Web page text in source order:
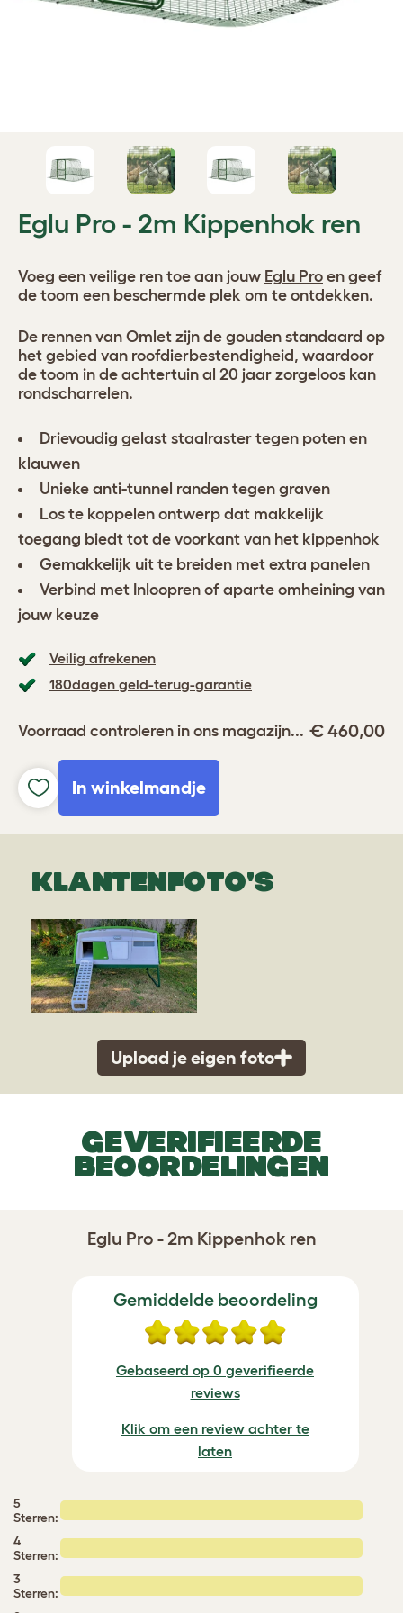
Eglu Pro - 2m Kippenhok ren
Veilig afrekenen
180dagen geld-terug-garantie
Voorraad controleren in ons magazijn... € 460,00
In winkelmandje
Voeg een veilige ren toe aan jouw Eglu Pro en geef
de toom een beschermde plek om te ontdekken.
De rennen van Omlet zijn de gouden standaard op
het gebied van roofdierbestendigheid, waardoor
de toom in de achtertuin al 20 jaar zorgeloos kan
rondscharrelen.
Drievoudig gelast staalraster tegen poten en
klauwen
Unieke anti-tunnel randen tegen graven
Los te koppelen ontwerp dat makkelijk
toegang biedt tot de voorkant van het kippenhok
Gemakkelijk uit te breiden met extra panelen
Verbind met Inloopren of aparte omheining van
jouw keuze
KLANTENFOTO'S
Upload je eigen foto
GEVERIFIEERDE
BEOORDELINGEN
Eglu Pro - 2m Kippenhok ren
Gemiddelde beoordeling
Gebaseerd op 0 geverifieerde
reviews
Klik om een review achter te
laten
5
Sterren:
4
Sterren:
3
Sterren: